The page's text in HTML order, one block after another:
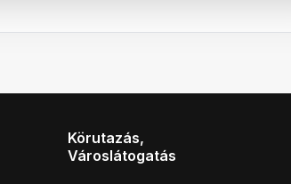
Körutazás,
Városlátogatás